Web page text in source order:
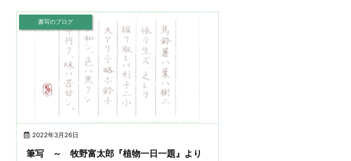
2022年3月26日
書写のブログ
筆写 ～ 牧野富太郎『植物一日一題』より